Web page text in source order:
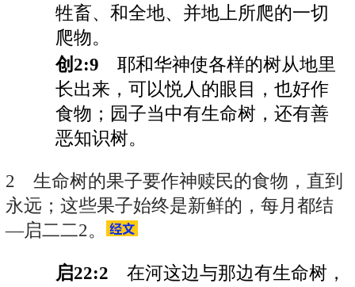
牲畜、和全地、并地上所爬的一切
爬物。
创2:9 耶和华神使各样的树从地里
长出来，可以悦人的眼目，也好作
食物；园子当中有生命树，还有善
恶知识树。
2 生命树的果子要作神赎民的食物，直到
永远；这些果子始终是新鲜的，每月都结
—启二二2。
启22:2 在河这边与那边有生命树，